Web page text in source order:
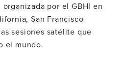
organizada por el GBHI en
San Francisco
sesiones satélite que
el mundo.